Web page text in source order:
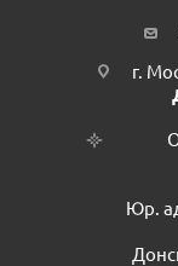
г.
Юр.